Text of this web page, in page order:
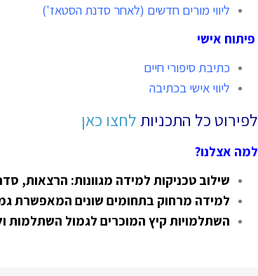
ליווי מורים חדשים (לאחר סדנת הסטאז')
פיתוח אישי
כתיבת סיפורי חיים
ליווי אישי בכתיבה
לפירוט כל התכניותלחצו כאן
למה אצלנו?
שילוב טכניקות למידה מגוונות: הרצאות,
למידה מרחוק בתחומים שונים המאפשרת
השתלמויות קיץ המוכרים לגמול השתלמות